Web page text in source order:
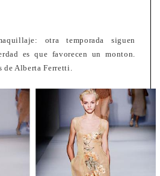
otra temporada siguen
es que favorecen un monton.
de Alberta Ferretti.